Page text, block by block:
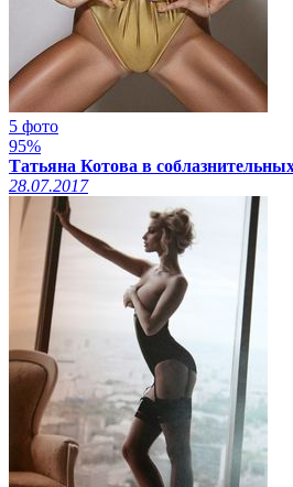
5 фото
95%
Татьяна Котова в
28.07.2017